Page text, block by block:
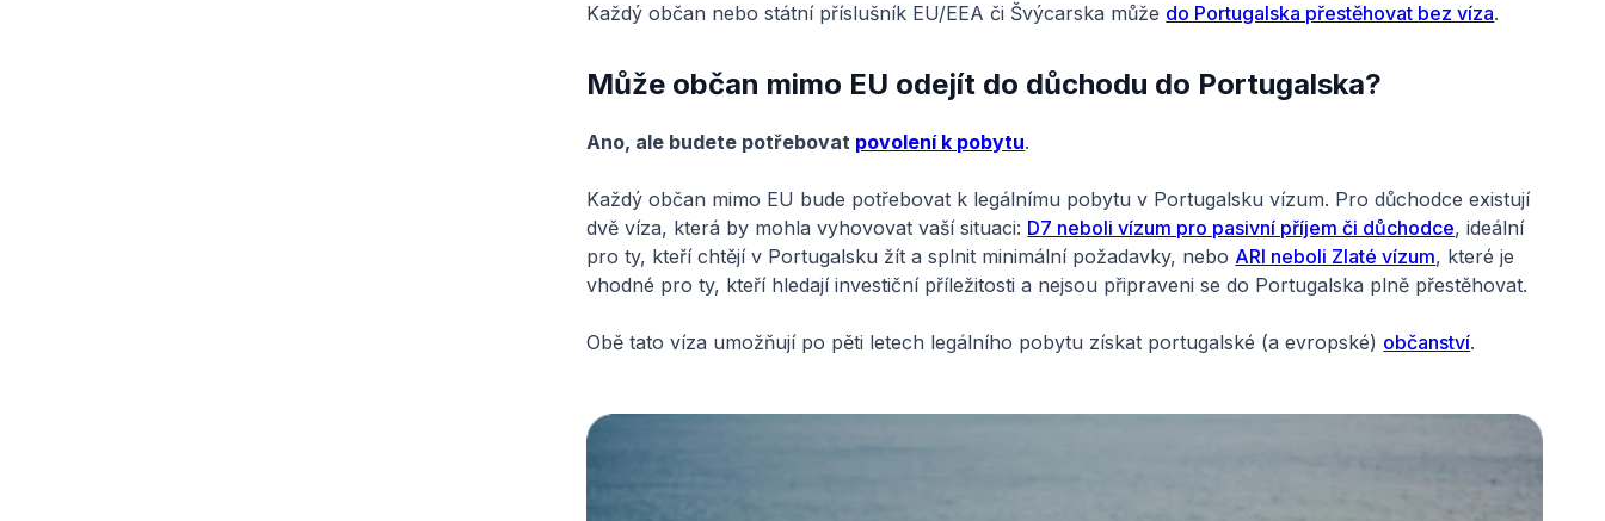
Každý občan nebo státní příslušník EU/EEA či Švýcarska může do Portugalska přestěhovat bez víza.
Může občan mimo EU odejít do důchodu do Portugalska?
Ano, ale budete potřebovat povolení k pobytu.
Každý občan mimo EU bude potřebovat k legálnímu pobytu v Portugalsku vízum. Pro důchodce existují
dvě víza, která by mohla vyhovovat vaší situaci: D7 neboli vízum pro pasivní příjem či důchodce, ideální
pro ty, kteří chtějí v Portugalsku žít a splnit minimální požadavky, nebo ARI neboli Zlaté vízum, které je
vhodné pro ty, kteří hledají investiční příležitosti a nejsou připraveni se do Portugalska plně přestěhovat.
Obě tato víza umožňují po pěti letech legálního pobytu získat portugalské (a evropské) občanství.